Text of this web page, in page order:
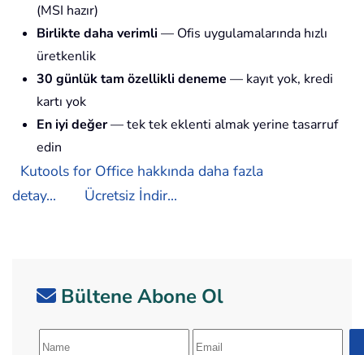
(MSI hazır)
Birlikte daha verimli — Ofis uygulamalarında hızlı
üretkenlik
30 günlük tam özellikli deneme — kayıt yok, kredi
kartı yok
En iyi değer— tek tek eklenti almak yerine tasarruf
edin
Kutools for Office hakkında daha fazla
detay...
Ücretsiz İndir...
Bültene Abone Ol